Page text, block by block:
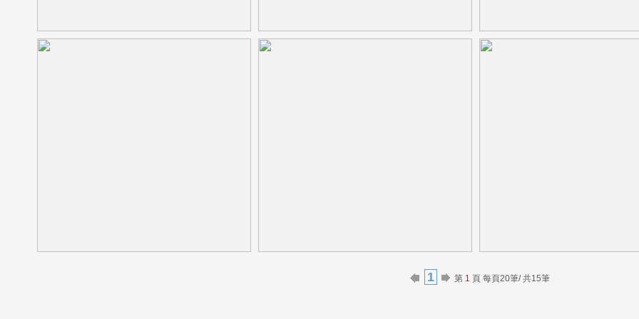
1 第 1 頁 每頁20筆/ 共15筆